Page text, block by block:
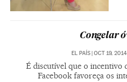
Congelar
EL PAÍS | OCT 19,
É discutível que o incentivo
Facebook favoreça os